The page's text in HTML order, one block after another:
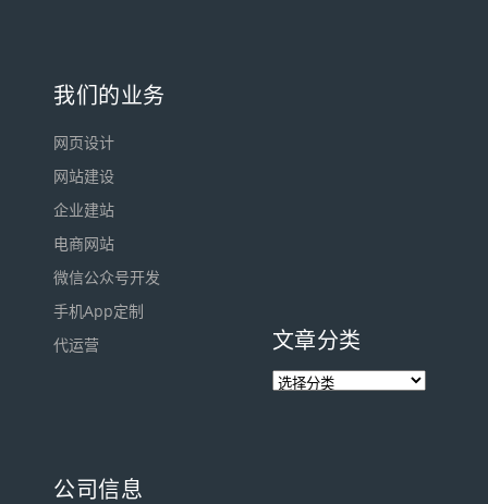
我们的业务
网页设计
网站建设
企业建站
电商网站
微信公众号开发
手机App定制
代运营
文章分类
公司信息